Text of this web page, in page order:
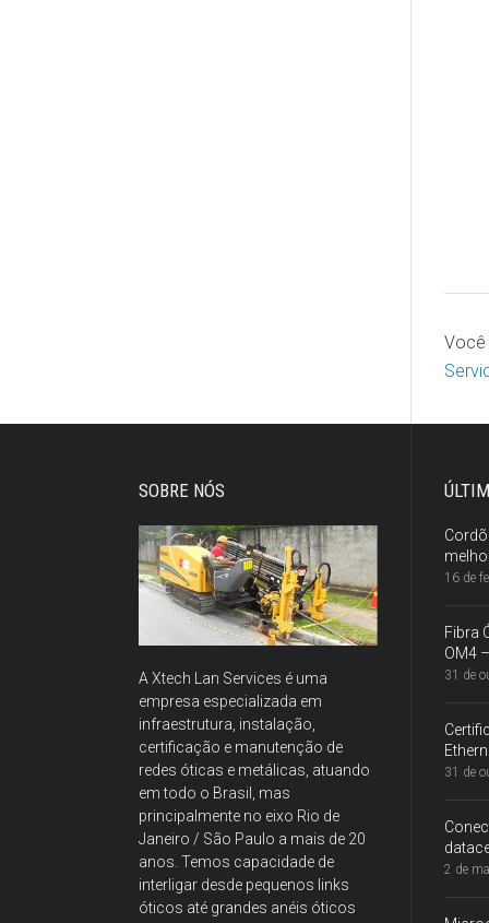
Você
SOBRE NÓS
A Xtech Lan Services é uma
empresa especializada em
infraestrutura, instalação,
certificação e manutenção de
redes óticas e metálicas, atuando
em todo o Brasil, mas
principalmente no eixo Rio de
Janeiro / São Paulo a mais de 20
anos. Temos capacidade de
interligar desde pequenos links
óticos até grandes anéis óticos
16 de
Fibra
OM4
31 de
31 de
2 de